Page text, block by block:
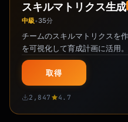
スキルマトリクス生成
中級•35分
チームのスキルマトリクスを
を可視化して育成計画に活用。
取得
2,847 4.7